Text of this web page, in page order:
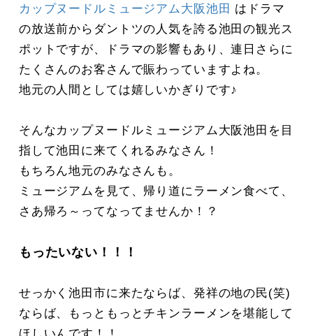
カップヌードルミュージアム大阪池田 はドラマ
の放送前からダントツの人気を誇る池田の観光ス
ポットですが、ドラマの影響もあり、連日さらに
たくさんのお客さんで賑わっていますよね。
地元の人間としては嬉しいかぎりです♪
そんなカップヌードルミュージアム大阪池田を目
指して池田に来てくれるみなさん！
もちろん地元のみなさんも。
ミュージアムを見て、帰り道にラーメン食べて、
さあ帰ろ～ってなってませんか！？
もったいない！！！
せっかく池田市に来たならば、発祥の地の民(笑)
ならば、もっともっとチキンラーメンを堪能して
ほしいんです！！